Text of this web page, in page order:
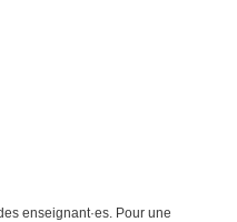
enseignant·es. Pour une